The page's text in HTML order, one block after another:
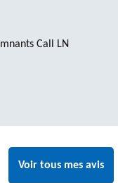
à l’écoute, le résultat
et le chantier a été
de confiance que je
Call LN
Voir tous mes avis